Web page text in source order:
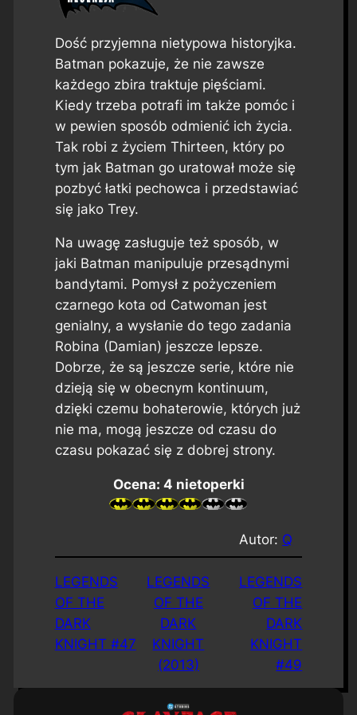
Dość przyjemna nietypowa historyjka.
Batman pokazuje, że nie zawsze
każdego zbira traktuje pięściami.
Kiedy trzeba potrafi im także pomóc i
w pewien sposób odmienić ich życia.
Tak robi z życiem Thirteen, który po
tym jak Batman go uratował może się
pozbyć łatki pechowca i przedstawiać
się jako Trey.
Na uwagę zasługuje też sposób, w
jaki Batman manipuluje przesądnymi
bandytami. Pomysł z pożyczeniem
czarnego kota od Catwoman jest
genialny, a wysłanie do tego zadania
Robina (Damian) jeszcze lepsze.
Dobrze, że są jeszcze serie, które nie
dzieją się w obecnym kontinuum,
dzięki czemu bohaterowie, których już
nie ma, mogą jeszcze od czasu do
czasu pokazać się z dobrej strony.
Ocena: 4 nietoperki
Autor: Q
LEGENDS
OF THE
DARK
KNIGHT #47
LEGENDS
OF THE
DARK
KNIGHT
(2013)
LEGENDS
OF THE
DARK
KNIGHT
#49